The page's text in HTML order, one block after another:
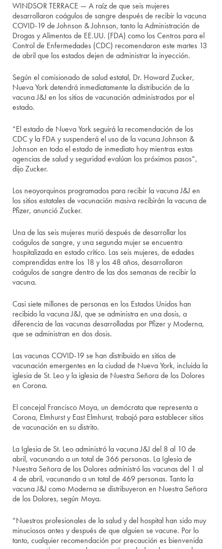
WINDSOR TERRACE — A raíz de que seis mujeres
desarrollaron coágulos de sangre después de recibir la vacuna
COVID-19 de Johnson & Johnson, tanto la Administración de
Drogas y Alimentos de EE.UU. (FDA) como los Centros para el
Control de Enfermedades (CDC) recomendaron este martes 13
de abril que los estados dejen de administrar la inyección.
Según el comisionado de salud estatal, Dr. Howard Zucker,
Nueva York detendrá inmediatamente la distribución de la
vacuna J&J en los sitios de vacunación administrados por el
estado.
“El estado de Nueva York seguirá la recomendación de los
CDC y la FDA y suspenderá el uso de la vacuna Johnson &
Johnson en todo el estado de inmediato hoy mientras estas
agencias de salud y seguridad evalúan los próximos pasos”,
dijo Zucker.
Los neoyorquinos programados para recibir la vacuna J&J en
los sitios estatales de vacunación masiva recibirán la vacuna de
Pfizer, anunció Zucker.
Una de las seis mujeres murió después de desarrollar los
coágulos de sangre, y una segunda mujer se encuentra
hospitalizada en estado crítico. Las seis mujeres, de edades
comprendidas entre los 18 y los 48 años, desarrollaron
coágulos de sangre dentro de las dos semanas de recibir la
vacuna.
Casi siete millones de personas en los Estados Unidos han
recibido la vacuna J&J, que se administra en una dosis, a
diferencia de las vacunas desarrolladas por Pfizer y Moderna,
que se administran en dos dosis.
Las vacunas COVID-19 se han distribuido en sitios de
vacunación emergentes en la ciudad de Nueva York, incluida la
iglesia de St. Leo y la iglesia de Nuestra Señora de los Dolores
en Corona.
El concejal Francisco Moya, un demócrata que representa a
Corona, Elmhurst y East Elmhurst, trabajó para establecer sitios
de vacunación en su distrito.
La Iglesia de St. Leo administró la vacuna J&J del 8 al 10 de
abril, vacunando a un total de 366 personas. La Iglesia de
Nuestra Señora de los Dolores administró las vacunas del 1 al
4 de abril, vacunando a un total de 469 personas. Tanto la
vacuna J&J como Moderna se distribuyeron en Nuestra Señora
de los Dolores, según Moya.
“Nuestros profesionales de la salud y del hospital han sido muy
minuciosos antes y después de que alguien se vacune. Por lo
tanto, cualquier recomendación por precaución es bienvenida